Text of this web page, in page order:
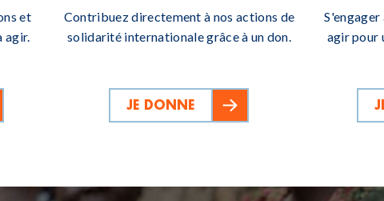
et
agir.
Contribuez directement à nos actions de
solidarité internationale grâce à un don.
JE DONNE
agir pour